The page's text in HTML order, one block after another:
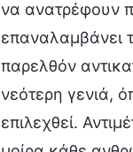
να ανατρέφουν
επαναλαμβάνει
παρελθόν
νεότερη γενιά,
επιλεχθεί.